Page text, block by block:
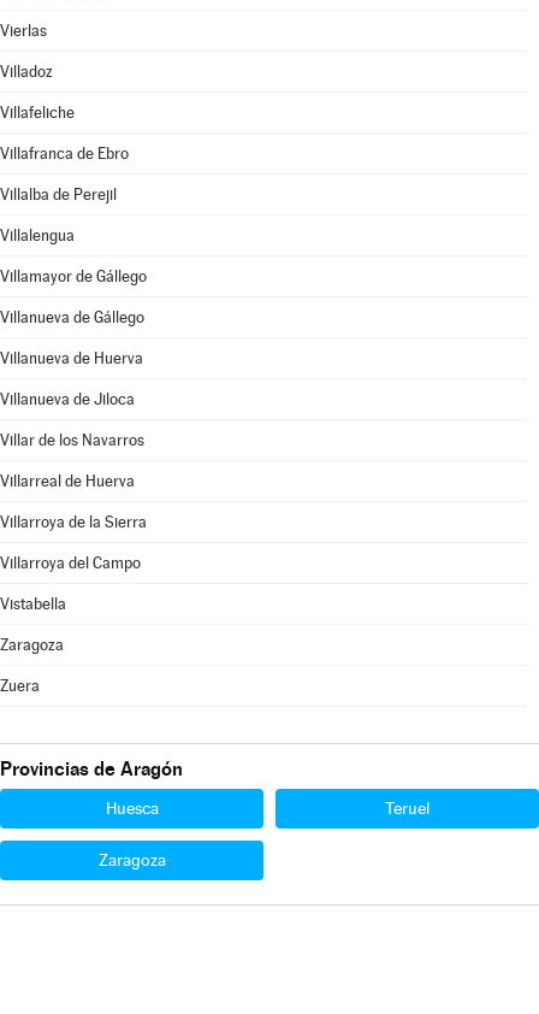
Vierlas
Villadoz
Villafeliche
Villafranca de Ebro
Villalba de Perejil
Villalengua
Villamayor de Gállego
Villanueva de Gállego
Villanueva de Huerva
Villanueva de Jiloca
Villar de los Navarros
Villarreal de Huerva
Villarroya de la Sierra
Villarroya del Campo
Vistabella
Zaragoza
Zuera
Provincias de Aragón
Huesca Teruel
Zaragoza